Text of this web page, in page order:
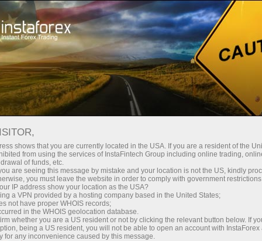
शुरुआती के लिए
मुफ्त इंस्टाफॉरेक्स वेबिनार
विदेशी मुद्रा ट्रेडिंग की सभी पेचीदगियों को जानें और दुनिया
भर के विशेषज्ञों की हमारी टीम के साथ अपने कौशल में सुधार
करें
shows that you are currently located in the USA. If you are a resident of the
from using the services of InstaFintech Group including online trading,
of funds, etc.
are seeing this message by mistake and your location is not the US, kindly
you must leave the website in order to comply with government
IP address show your location as the USA?
a VPN provided by a hosting company based in the United States;
not have proper WHOIS records;
in the WHOIS geolocation database.
whether you are a US resident or not by clicking the relevant button below. If
being a US resident, you will not be able to open an account with InstaForex
for any inconvenience caused by this message.